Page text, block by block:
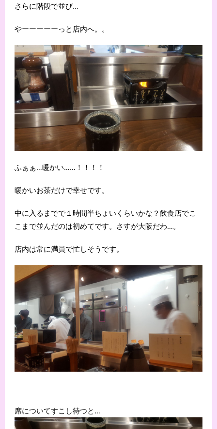
さらに階段で並び…
やーーーーーっと店内へ。。
ふぁぁ…暖かい……！！！！
暖かいお茶だけで幸せです。
中に入るまでで１時間半ちょいくらいかな？飲食店でこ
こまで並んだのは初めてです。さすが大阪だわ…。
店内は常に満員で忙しそうです。
席についてすこし待つと…